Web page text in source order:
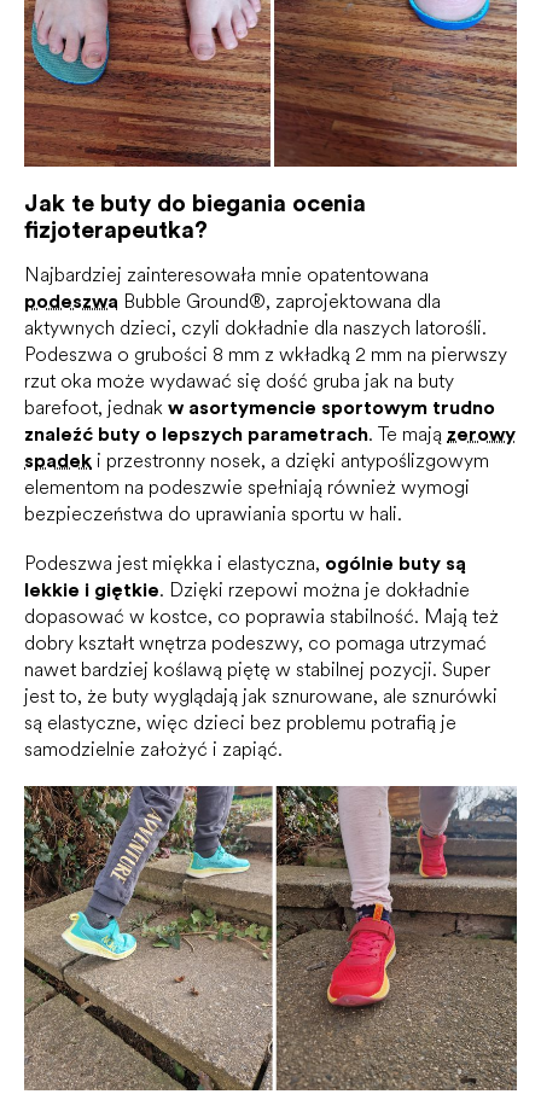
Jak te buty do biegania ocenia
fizjoterapeutka?
Najbardziej zainteresowała mnie opatentowana
podeszwa Bubble Ground®, zaprojektowana dla
aktywnych dzieci, czyli dokładnie dla naszych latorośli.
Podeszwa o grubości 8 mm z wkładką 2 mm na pierwszy
rzut oka może wydawać się dość gruba jak na buty
barefoot, jednak w asortymencie sportowym trudno
znaleźć buty o lepszych parametrach. Te mają zerowy
spadek i przestronny nosek, a dzięki antypoślizgowym
elementom na podeszwie spełniają również wymogi
bezpieczeństwa do uprawiania sportu w hali.
Podeszwa jest miękka i elastyczna, ogólnie buty są
lekkie i giętkie. Dzięki rzepowi można je dokładnie
dopasować w kostce, co poprawia stabilność. Mają też
dobry kształt wnętrza podeszwy, co pomaga utrzymać
nawet bardziej koślawą piętę w stabilnej pozycji. Super
jest to, że buty wyglądają jak sznurowane, ale sznurówki
są elastyczne, więc dzieci bez problemu potrafią je
samodzielnie założyć i zapiąć.